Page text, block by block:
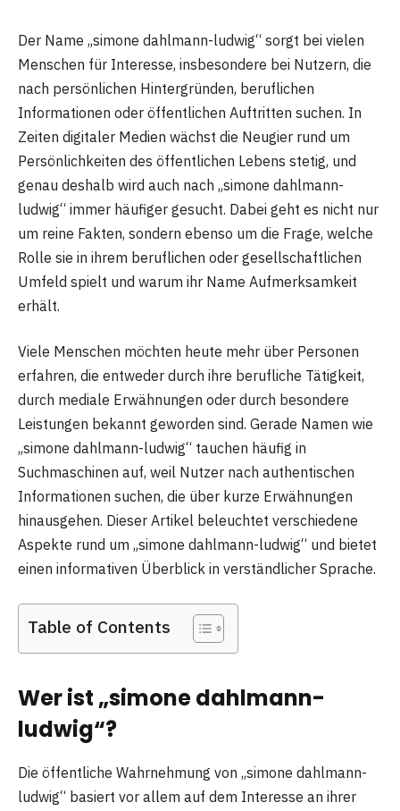
Der Name „simone dahlmann-ludwig“ sorgt bei vielen
Menschen für Interesse, insbesondere bei Nutzern, die
nach persönlichen Hintergründen, beruflichen
Informationen oder öffentlichen Auftritten suchen. In
Zeiten digitaler Medien wächst die Neugier rund um
Persönlichkeiten des öffentlichen Lebens stetig, und
genau deshalb wird auch nach „simone dahlmann-
ludwig“ immer häufiger gesucht. Dabei geht es nicht nur
um reine Fakten, sondern ebenso um die Frage, welche
Rolle sie in ihrem beruflichen oder gesellschaftlichen
Umfeld spielt und warum ihr Name Aufmerksamkeit
erhält.
Viele Menschen möchten heute mehr über Personen
erfahren, die entweder durch ihre berufliche Tätigkeit,
durch mediale Erwähnungen oder durch besondere
Leistungen bekannt geworden sind. Gerade Namen wie
„simone dahlmann-ludwig“ tauchen häufig in
Suchmaschinen auf, weil Nutzer nach authentischen
Informationen suchen, die über kurze Erwähnungen
hinausgehen. Dieser Artikel beleuchtet verschiedene
Aspekte rund um „simone dahlmann-ludwig“ und bietet
einen informativen Überblick in verständlicher Sprache.
Table of Contents
Wer ist „simone dahlmann-
ludwig“?
Die öffentliche Wahrnehmung von „simone dahlmann-
ludwig“ basiert vor allem auf dem Interesse an ihrer